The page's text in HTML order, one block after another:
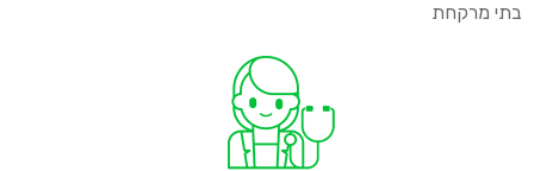
בתי מרקחת